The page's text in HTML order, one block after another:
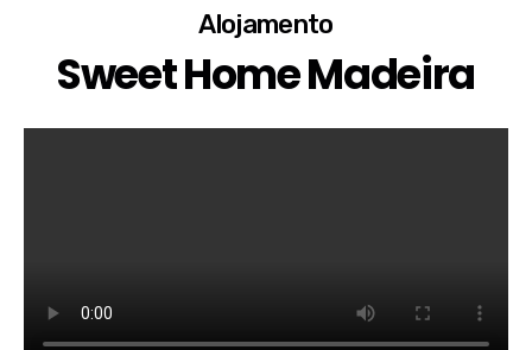
Alojamento
Sweet Home Madeira